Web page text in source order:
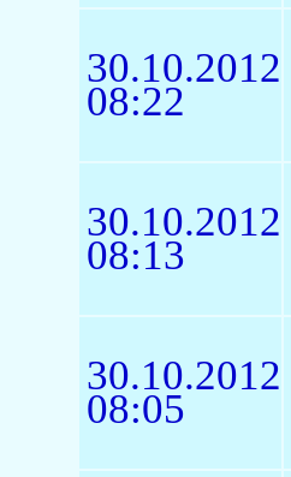
30.10.2012
08:22
30.10.2012
08:13
30.10.2012
08:05